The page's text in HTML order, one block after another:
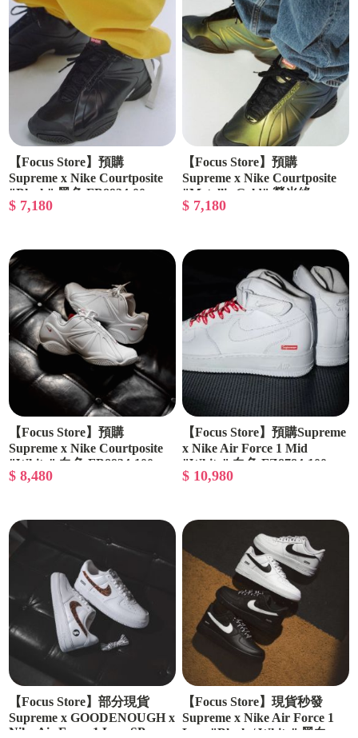
【Focus Store】預購
Supreme x Nike Courtposite
"Black" 黑色 FB8934-00
$ 7,180
【Focus Store】預購
Supreme x Nike Courtposite
"Metallic Gold" 螢光綠
FB8934-700
$ 7,180
【Focus Store】預購
Supreme x Nike Courtposite
"White" 白色 FB8934-100
$ 8,480
【Focus Store】預購Supreme
x Nike Air Force 1 Mid
"White" 白色 FZ8784-100
$ 10,980
【Focus Store】部分現貨
Supreme x GOODENOUGH x
Nike Air Force 1 Low SP
【Focus Store】現貨秒發
Supreme x Nike Air Force 1
Low "Black / White" 黑白